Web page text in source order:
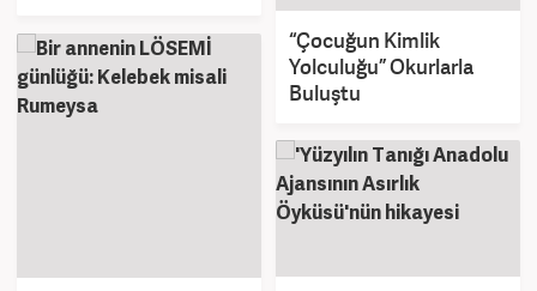
“Çocuğun Kimlik
Yolculuğu” Okurlarla
Buluştu